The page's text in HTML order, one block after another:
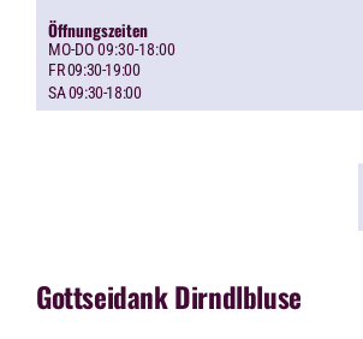
Öffnungszeiten
MO-DO 09:30-18:00
FR 09:30-19:00
SA 09:30-18:00
Gottseidank Dirndlbluse